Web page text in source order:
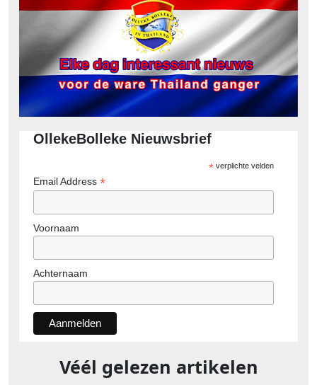
OllekeBolleke Nieuwsbrief
*verplichte velden
Email Address *
Voornaam
Achternaam
Véél gelezen artikelen